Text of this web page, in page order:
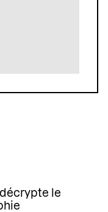
le